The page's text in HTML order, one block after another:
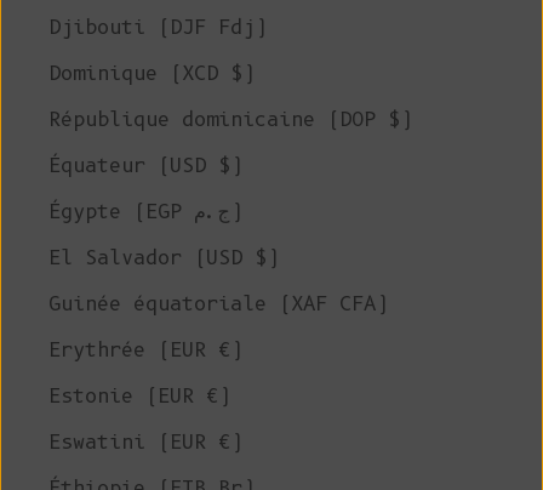
Djibouti (DJF Fdj)
Dominique (XCD $)
République dominicaine (DOP $)
Équateur (USD $)
Égypte (EGP ج.م)
El Salvador (USD $)
Guinée équatoriale (XAF CFA)
Erythrée (EUR €)
Estonie (EUR €)
Eswatini (EUR €)